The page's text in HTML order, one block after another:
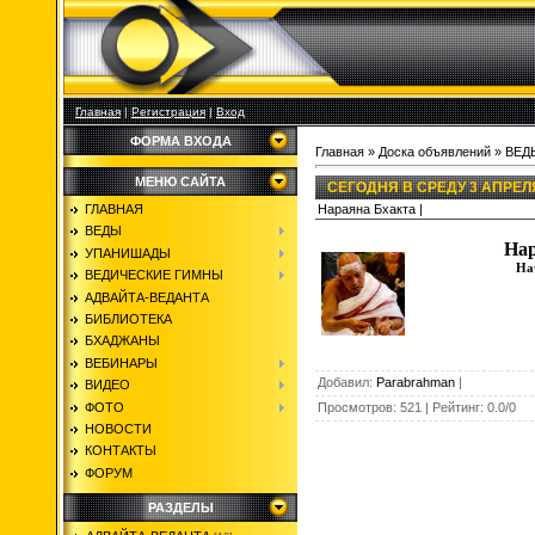
Главная|Регистрация|Вход
ФОРМА ВХОДА
МЕНЮ САЙТА
ГЛАВНАЯ
ВЕДЫ
УПАНИШАДЫ
ВЕДИЧЕСКИЕ ГИМНЫ
АДВАЙТА-ВЕДАНТА
БИБЛИОТЕКА
БХАДЖАНЫ
ВЕБИНАРЫ
ВИДЕО
ФОТО
НОВОСТИ
КОНТАКТЫ
ФОРУМ
РАЗДЕЛЫ
Главная » Доска объявлений »
СЕГОДНЯ В СРЕДУ 3
Нараяна Бхакта |
Добавил: Parabrahman |
Просмотров: 521 | Рейтинг: 0.0/0